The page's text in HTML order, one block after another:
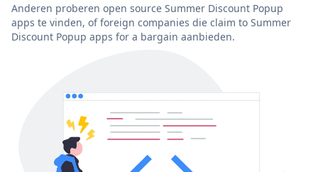
Anderen proberen open source Summer Discount Popup
apps te vinden, of foreign companies die claim to Summer
Discount Popup apps for a bargain aanbieden.